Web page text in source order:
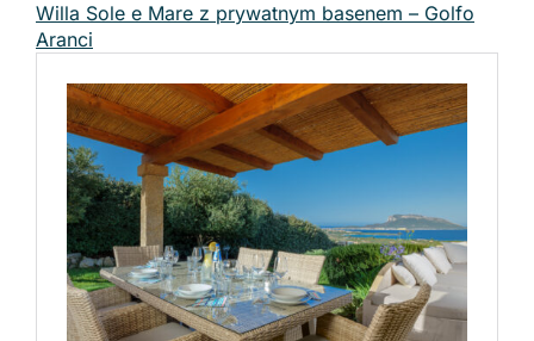
Willa Sole e Mare z prywatnym basenem – Golfo
Aranci